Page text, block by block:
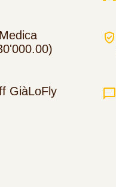
GiàLoFly